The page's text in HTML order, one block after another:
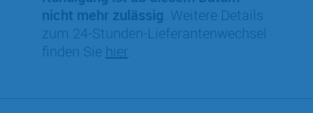
nicht mehr zulässig. Weitere Details
zum 24-Stunden-Lieferantenwechsel
finden Sie hier.